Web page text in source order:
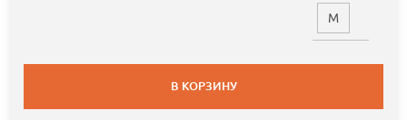
M
В КОРЗИНУ